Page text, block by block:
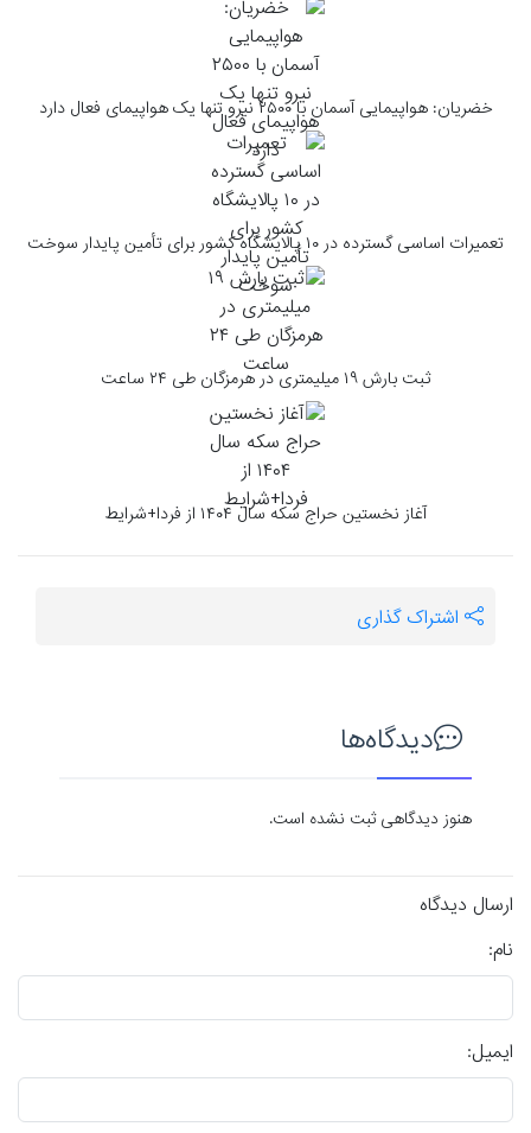
خضریان: هواپیمایی آسمان با ۲۵۰۰ نیرو تنها یک هواپیمای فعال دارد
تعمیرات اساسی گسترده در ۱۰ پالایشگاه‌ کشور برای تأمین پایدار سوخت
ثبت بارش ۱۹ میلیمتری در هرمزگان طی ۲۴ ساعت
آغاز نخستین حراج سکه سال ۱۴۰۴ از فردا+شرایط
اشتراک گذاری
دیدگاه‌ها
هنوز دیدگاهی ثبت نشده است.
ارسال دیدگاه
نام:
ایمیل: